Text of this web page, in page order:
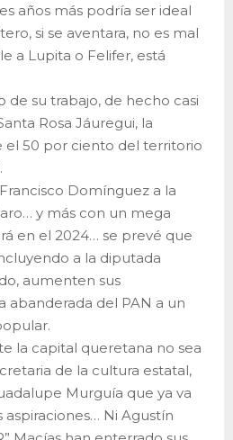
años más podría ser ideal
si se aventara, no es mal
a Lupita o Felifer, está
de su trabajo, de hecho casi
Rosa Jáuregui, la
el 50 por ciento del territorio
Domínguez a la
y más con un mega
en el 2024… se prevé que
a la diputada
aumenten sus
abanderada del PAN a un
la capital queretana no sea
de la cultura estatal,
Murguía que ya va
aspiraciones… Ni Agustín